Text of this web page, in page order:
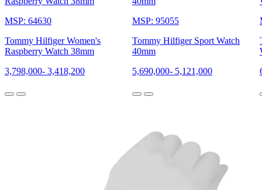
MSP: 64630
Tommy Hilfiger Women's
Raspberry Watch 38mm
3,798,000- 3,418,200
MSP: 95055
Tommy Hilfiger Sport Watch
40mm
5,690,000- 5,121,000